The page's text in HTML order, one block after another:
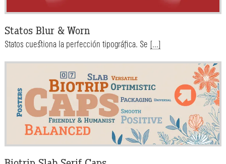
Statos Blur & Worn
Statos cuestiona la perfección tipográfica. Se [...]